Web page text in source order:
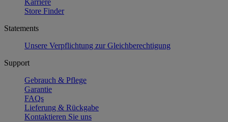
Karriere
Store Finder
Statements
Unsere Verpflichtung zur Gleichberechtigung
Support
Gebrauch & Pflege
Garantie
FAQs
Lieferung & Rückgabe
Kontaktieren Sie uns